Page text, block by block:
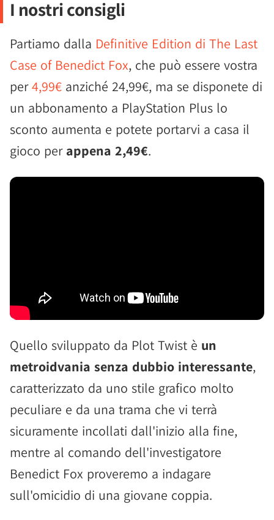
I nostri consigli
Partiamo dalla Definitive Edition di The Last
Case of Benedict Fox, che può essere vostra
per4,99€ anziché 24,99€, ma se disponete di
un abbonamento a PlayStation Plus lo
sconto aumenta e potete portarvi a casa il
gioco per appena 2,49€.
Quello sviluppato da Plot Twist è un
metroidvania senza dubbio interessante,
caratterizzato da uno stile grafico molto
peculiare e da una trama che vi terrà
sicuramente incollati dall'inizio alla fine,
mentre al comando dell'investigatore
Benedict Fox proveremo a indagare
sull'omicidio di una giovane coppia.